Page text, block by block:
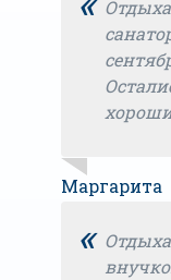
Маргарита
«